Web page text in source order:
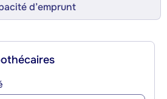
d’emprunt